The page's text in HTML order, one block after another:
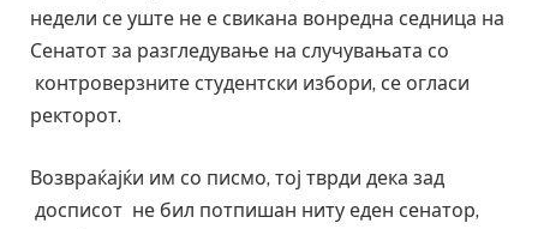
недели се уште не е свикана вонредна седница на
Сенатот за разгледување на случувањата со
контроверзните студентски избори, се огласи
ректорот.
Возвраќајќи им со писмо, тој тврди дека зад
досписот не бил потпишан ниту еден сенатор,